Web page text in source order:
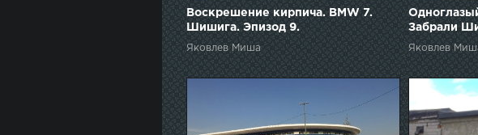
Воскрешение кирпича. BMW 7.
Шишига. Эпизод 9.
Яковлев Миша
Забрали
Яковлев